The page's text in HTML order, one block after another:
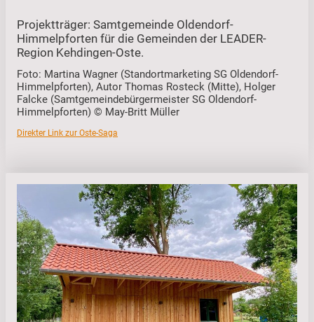
Projektträger: Samtgemeinde Oldendorf-
Himmelpforten für die Gemeinden der LEADER-
Region Kehdingen-Oste.
Foto: Martina Wagner (Standortmarketing SG Oldendorf-
Himmelpforten), Autor Thomas Rosteck (Mitte), Holger
Falcke (Samtgemeindebürgermeister SG Oldendorf-
Himmelpforten) © May-Britt Müller
Direkter Link zur Oste-Saga